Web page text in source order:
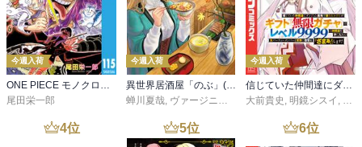
今週入荷
ONE PIECE モノクロ版 115
尾田栄一郎
今週入荷
異世界居酒屋「のぶ」(22)
蝉川夏哉, ヴァージニア二等兵 ,転
今週入荷
信じていた仲間達にダンジョン奥地で殺されかけたがギフト『無限ガチャ』でレベル９９９９の仲間達を手に入れて元パーティーメンバーと世界に復讐＆『ざまぁ！』します！（２３）
大前貴史 , 明鏡シスイ , ｔ
4位 5位 6位